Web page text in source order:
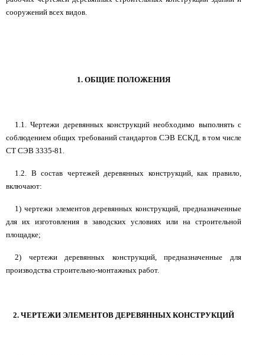
сооружений всех видов.
1. ОБЩИЕ ПОЛОЖЕНИЯ
1.1. Чертежи деревянных конструкций необходимо выполнять с
соблюдением общих требований стандартов СЭВ ЕСКД, в том числе
СТ СЭВ 3335-81.
1.2. В состав чертежей деревянных конструкций, как правило,
включают:
1) чертежи элементов деревянных конструкций, предназначенные
для их изготовления в заводских условиях или на строительной
площадке;
2) чертежи деревянных конструкций, предназначенные для
производства строительно-монтажных работ.
2. ЧЕРТЕЖИ ЭЛЕМЕНТОВ ДЕРЕВЯННЫХ КОНСТРУКЦИЙ